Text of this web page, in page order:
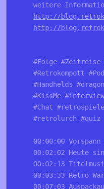
weitere
http://
http://
#Folge #Zeitreise
#Retrokompott
#Handhelds
#KissMe
#Chat
#retrolurch #quiz
00:00:00 Vorspann
00:02:02 Heute
00:02:13
00:03:33 Retro
00:07:03